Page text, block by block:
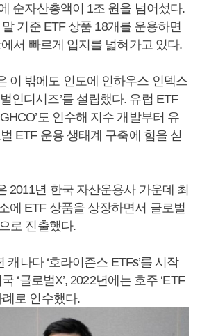
순자산총액이 1조 원을 넘어섰다.
기준 ETF 상품 18개를 운용하면
서 빠르게 입지를 넓혀가고 있다.
이 밖에도 인도에 인하우스 인덱스
인디시즈’를 설립했다. 유럽 ETF
도 인수해 지수 개발부터 유
ETF 운용 생태계 구축에 힘을 싣
2011년 한국 자산운용사 가운데 최
에 ETF 상품을 상장하면서 글로벌
로 진출했다.
캐나다 ‘호라이즌스 ETFs’를 시작
‘글로벌X’, 2022년에는 호주 ‘ETF
례로 인수했다.